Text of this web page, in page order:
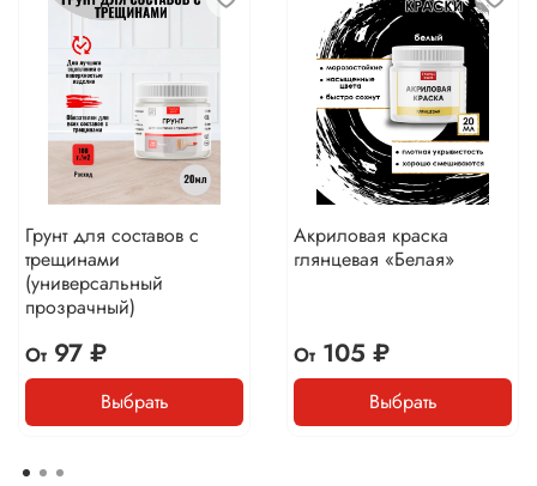
Грунт для составов с
трещинами
(универсальный
прозрачный)
От97 ₽
Выбрать
Акриловая краска
глянцевая «Белая»
От105 ₽
Выбрать